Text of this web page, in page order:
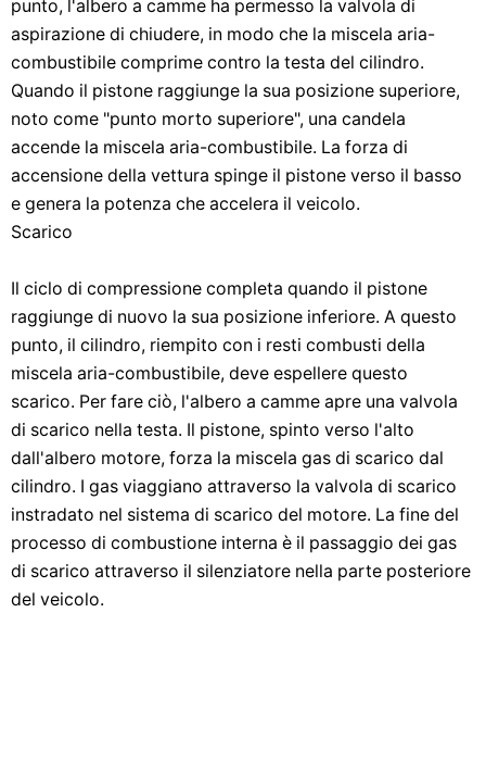
punto, l'albero a camme ha permesso la valvola di
aspirazione di chiudere, in modo che la miscela aria-
combustibile comprime contro la testa del cilindro.
Quando il pistone raggiunge la sua posizione superiore,
noto come "punto morto superiore", una candela
accende la miscela aria-combustibile. La forza di
accensione della vettura spinge il pistone verso il basso
e genera la potenza che accelera il veicolo.
Scarico
Il ciclo di compressione completa quando il pistone
raggiunge di nuovo la sua posizione inferiore. A questo
punto, il cilindro, riempito con i resti combusti della
miscela aria-combustibile, deve espellere questo
scarico. Per fare ciò, l'albero a camme apre una valvola
di scarico nella testa. Il pistone, spinto verso l'alto
dall'albero motore, forza la miscela gas di scarico dal
cilindro. I gas viaggiano attraverso la valvola di scarico
instradato nel sistema di scarico del motore. La fine del
processo di combustione interna è il passaggio dei gas
di scarico attraverso il silenziatore nella parte posteriore
del veicolo.